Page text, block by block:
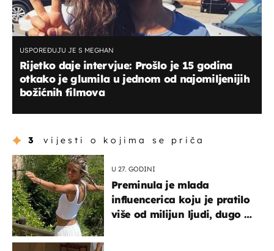
USPOREĐUJU JE S MEGHAN
Rijetko daje intervjue: Prošlo je 15 godina
otkako je glumila u jednom od najomiljenijih
božićnih filmova
3 vijesti o kojima se priča
U 27. GODINI
Preminula je mlada
influencerica koju je pratilo
više od milijun ljudi, dugo se